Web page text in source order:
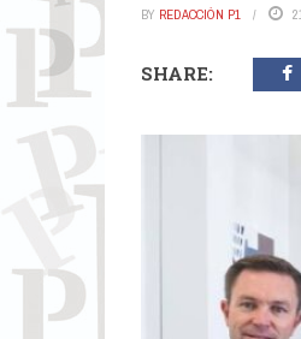
BY REDACCIÓN P1
SHARE: